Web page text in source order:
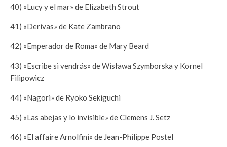
40) «Lucy y el mar» de Elizabeth Strout
41) «Derivas» de Kate Zambrano
42) «Emperador de Roma» de Mary Beard
43) «Escribe si vendrás» de Wisława Szymborska y Kornel
Filipowicz
44) «Nagori» de Ryoko Sekiguchi
45) «Las abejas y lo invisible» de Clemens J. Setz
46) «El affaire Arnolfini» de Jean-Philippe Postel